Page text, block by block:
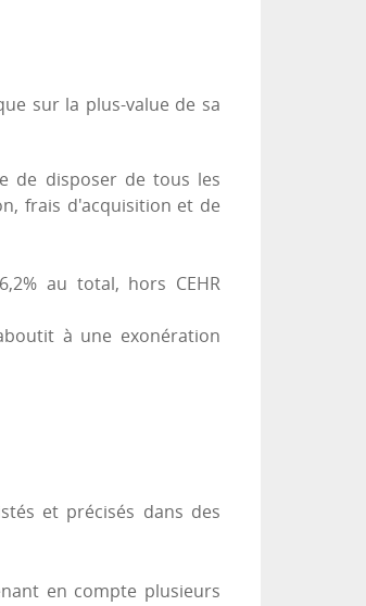
sur la plus-value de sa
de disposer de tous les
frais d'acquisition et de
au total, hors CEHR
à une exonération
et précisés dans des
en compte plusieurs